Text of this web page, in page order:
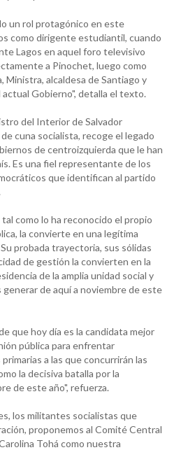
un rol protagónico en este
como dirigente estudiantil, cuando
Lagos en aquel foro televisivo
a Pinochet, luego como
Ministra, alcaldesa de Santiago y
Gobierno", detalla el texto.
del Interior de Salvador
cuna socialista, recoge el legado
de centroizquierda que le han
Es una fiel representante de los
que identifican al partido
como lo ha reconocido el propio
la convierte en una legítima
probada trayectoria, sus sólidas
de gestión la convierten en la
de la amplia unidad social y
de aquí a noviembre de este
que hoy día es la candidata mejor
pública para enfrentar
a las que concurrirán las
la decisiva batalla por la
de este año", refuerza.
los militantes socialistas que
proponemos al Comité Central
Tohá como nuestra